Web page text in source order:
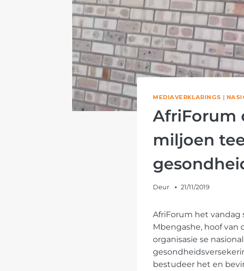
MEDIAVERKLARINGS |
AfriForum
miljoen
Deur 21/11/2019
AfriForum het vandag
Mbengashe, hoof van
organisasie se
bestudeer het en